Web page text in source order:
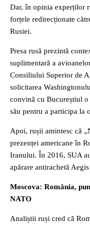
Dar, în opinia experților
forțele redirecționate
Rusiei.
Presa rusă prezintă
suplimentară a
Consiliului Superior de
solicitarea
convină cu Bucureștiul o
său pentru a participa la
Apoi, rușii amintesc că
prezenței americane în
Iranului. În 2016, SUA
apărare antirachetă
Moscova: România,
NATO
Analiștii ruși cred că